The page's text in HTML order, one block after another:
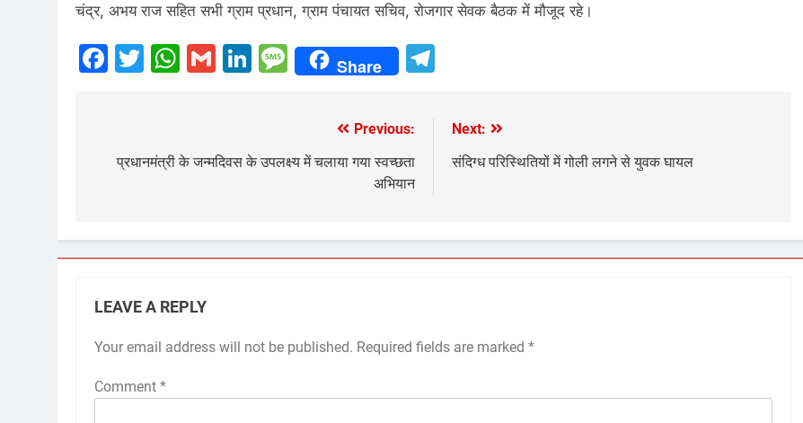
चंद्र, अभय राज सहित सभी ग्राम प्रधान, ग्राम पंचायत सचिव, रोजगार सेवक बैठक में मौजूद रहे।
Facebook
Twitter
WhatsApp
GmailLinkedIn
Message
Share
navigation
Previous:
प्रधानमंत्री के जन्मदिवस के उपलक्ष्य में चलाया गया स्वच्छता
अभियान
Next:
संदिग्ध परिस्थितियों में गोली लगने से युवक घायल
LEAVE A REPLY
Your email address will not be published. Required fields are marked *
Comment *